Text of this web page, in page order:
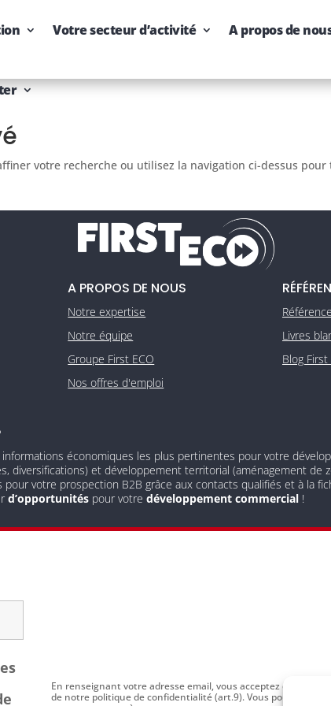
Votre secteur d’activité A propos de
votre recherche ou utilisez la navigation ci-dessus
A PROPOS DE NOUS
Notre expertise
Notre équipe
Groupe First ECO
Nos offres d'emploi
Livres
Blog First
économiques les plus pertinentes pour votre
diversifications) et développement territorial (aménagement de
votre prospection B2B grâce aux contacts qualifiés et à la
d’opportunités pour votre développement commercial !
En renseignant votre adresse email, vous acceptez de
de notre politique de confidentialité (art.9). Vous pouvez